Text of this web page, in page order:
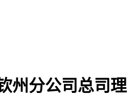
州分公司总司理